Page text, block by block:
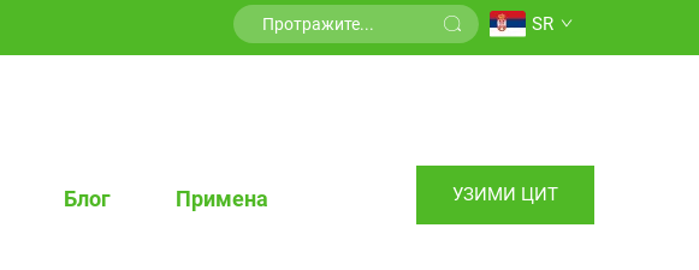
SR
Блог Примена УЗИМИ ЦИТ